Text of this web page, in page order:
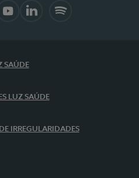
SAÚDE
LUZ SAÚDE
IRREGULARIDADES